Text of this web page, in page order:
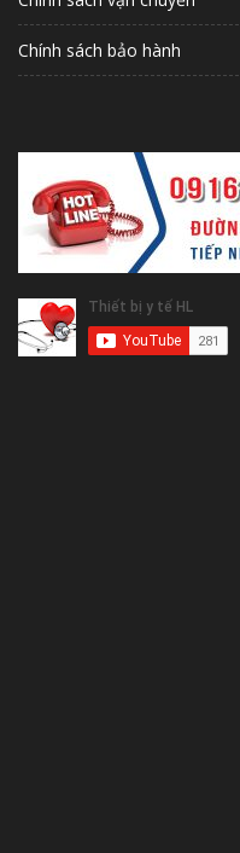
Chính sách bảo hành